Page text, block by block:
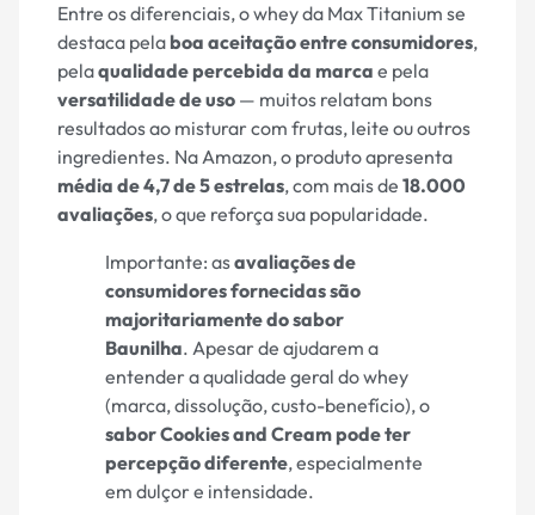
Entre os diferenciais, o whey da Max Titanium se
destaca pelaboa aceitação entre consumidores,
pelaqualidade percebida da marca e pela
versatilidade de uso — muitos relatam bons
resultados ao misturar com frutas, leite ou outros
ingredientes. Na Amazon, o produto apresenta
média de 4,7 de 5 estrelas, com mais de 18.000
avaliações, o que reforça sua popularidade.
Importante: asavaliações de
consumidores fornecidas são
majoritariamente do sabor
Baunilha. Apesar de ajudarem a
entender a qualidade geral do whey
(marca, dissolução, custo-benefício), o
sabor Cookies and Cream pode ter
percepção diferente, especialmente
em dulçor e intensidade.